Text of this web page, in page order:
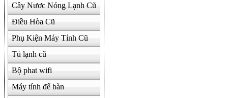
Cây Nươc Nóng Lạnh Cũ
Điều Hòa Cũ
Phụ Kiện Máy Tính Cũ
Tủ lạnh cũ
Bộ phat wifi
Máy tính để bàn